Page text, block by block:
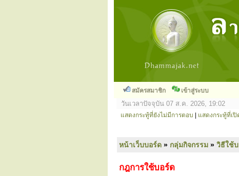
สมัครสมาชิก เข้าสู่ระบบ
วันเวลาปัจจุบัน 07 ส.ค. 2026, 19:02
แสดงกระทู้ที่ยังไม่มีการตอบ แสดงกระทู้ที่เ
หน้าเว็บบอร์ด » กลุ่มกิจกรรม » วิธีใช้
กฎการใช้บอร์ด